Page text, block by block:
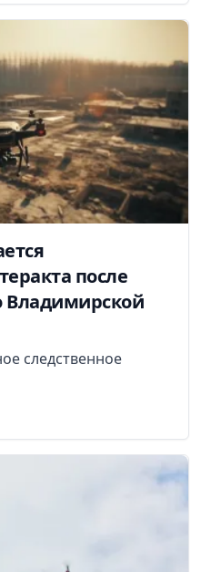
после
Владимирской
следственное